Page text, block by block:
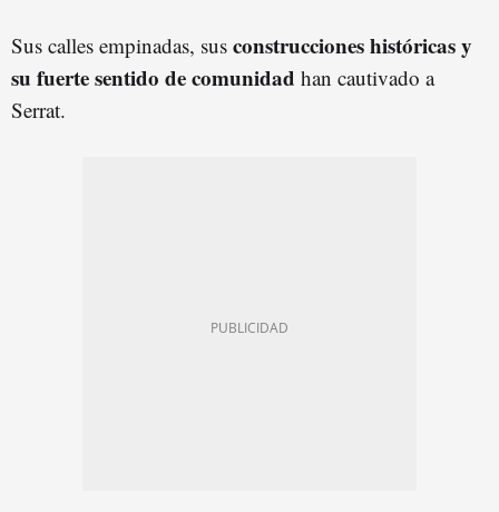
Sus calles empinadas, sus construcciones históricas y
su fuerte sentido de comunidad han cautivado a
Serrat.